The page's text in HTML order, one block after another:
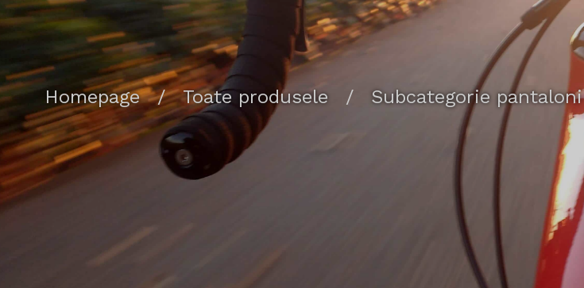
Homepage / Toate produsele / Subcategorie